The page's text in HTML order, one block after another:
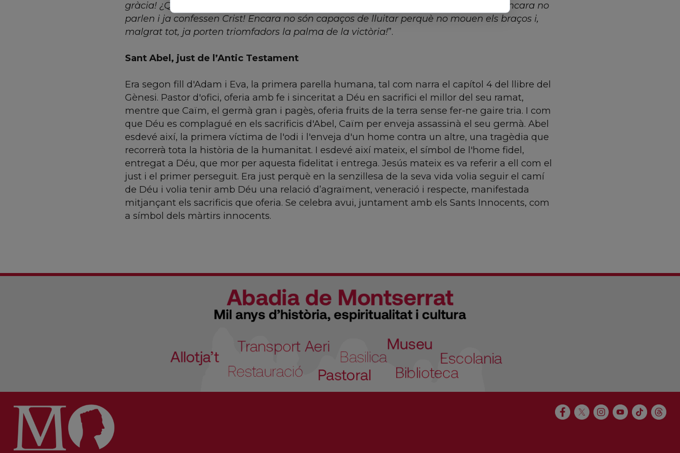
gràcia! ¿Quins han estat els mèrits d’aquests nens per vèncer d’aquesta manera? Encara no
parlen i ja confessen Crist! Encara no són capaços de lluitar perquè no mouen els braços i,
malgrat tot, ja porten triomfadors la palma de la victòria!”.
Sant Abel, just de l’Antic Testament
Era segon fill d'Adam i Eva, la primera parella humana, tal com narra el capítol 4 del llibre del
Gènesi. Pastor d'ofici, oferia amb fe i sinceritat a Déu en sacrifici el millor del seu ramat,
mentre que Caïm, el germà gran i pagès, oferia fruits de la terra sense fer-ne gaire tria. I com
que Déu es complagué en els sacrificis d'Abel, Caïm per enveja assassinà el seu germà. Abel
esdevé així, la primera víctima de l'odi i l'enveja d'un home contra un altre, una tragèdia que
recorrerà tota la història de la humanitat. I esdevé així mateix, el símbol de l'home fidel,
entregat a Déu, que mor per aquesta fidelitat i entrega. Jesús mateix es va referir a ell com el
just i el primer perseguit. Era just perquè en la senzillesa de la seva vida volia seguir el camí
de Déu i volia tenir amb Déu una relació d’agraïment, veneració i respecte, manifestada
mitjançant els sacrificis que oferia. Se celebra avui, juntament amb els Sants Innocents, com
a símbol dels màrtirs innocents.